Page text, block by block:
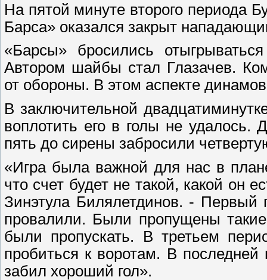
На пятой минуте второго периода
Барса» оказался закрыт
«Барсы» бросились
Автором шайбы стал Глазачев.
от обороны. В этом аспекте
В заключительной
воплотить его в голы не
пять до сирены забросили
«Игра была важной для нас в
что счет будет не такой, какой он
Зинэтула Билялетдинов. - Первый
провалили. Были пропущены
были пропускать. В третьем
пробиться к воротам. В
забил хороший гол».